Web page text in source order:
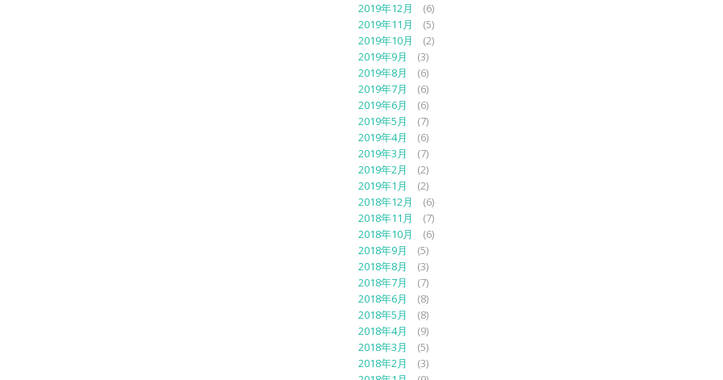
2019年12月
(6)
2019年11月
(5)
2019年10月
(2)
2019年9月
(3)
2019年8月
(6)
2019年7月
(6)
2019年6月
(6)
2019年5月
(7)
2019年4月
(6)
2019年3月
(7)
2019年2月
(2)
2019年1月
(2)
2018年12月
(6)
2018年11月
(7)
2018年10月
(6)
2018年9月
(5)
2018年8月
(3)
2018年7月
(7)
2018年6月
(8)
2018年5月
(8)
2018年4月
(9)
2018年3月
(5)
2018年2月
(3)